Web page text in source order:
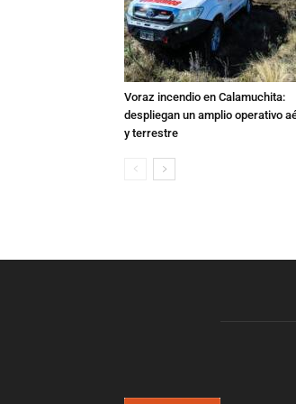
Voraz incendio en Calamuchita:
despliegan un amplio operativo
y terrestre